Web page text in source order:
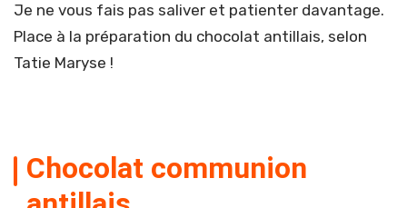
Je ne vous fais pas saliver et patienter davantage.
Place à la préparation du chocolat antillais, selon
Tatie Maryse !
Chocolat communion